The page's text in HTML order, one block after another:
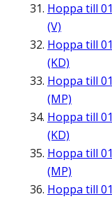
Hoppa till
(V)
Hoppa till
(KD)
Hoppa till
(MP)
Hoppa till
(KD)
Hoppa till
(MP)
Hoppa till